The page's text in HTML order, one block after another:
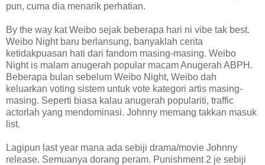
pun, cuma dia menarik perhatian.
By the way kat Weibo sejak beberapa hari ni vibe tak best.
Weibo Night baru berlansung, banyaklah cerita
ketidakpuasan hati dari fandom masing-masing. Weibo
Night is malam anugerah popular macam Anugerah ABPH.
Beberapa bulan sebelum Weibo Night, Weibo dah
keluarkan voting sistem untuk vote kategori artis masing-
masing. Seperti biasa kalau anugerah populariti, traffic
actorlah yang mendominasi. Johnny memang takkan masuk
list.
Lagipun last year mana ada sebiji drama/movie Johnny
release. Semuanya dorang peram. Punishment 2 je sebiji